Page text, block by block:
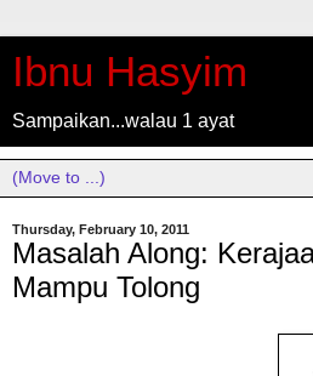
Ibnu Hasyim
Sampaikan...walau 1 ayat
Thursday, February 10, 2011
Masalah Along:
Mampu Tolong